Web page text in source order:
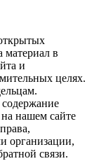
в
и
целях.
содержание
нашем сайте
организации,
связи.